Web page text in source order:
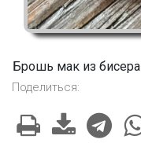
Брошь мак из бисера
Поделиться: